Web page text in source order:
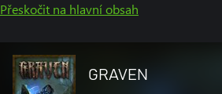
Přeskočit na hlavní obsah
GRAVEN